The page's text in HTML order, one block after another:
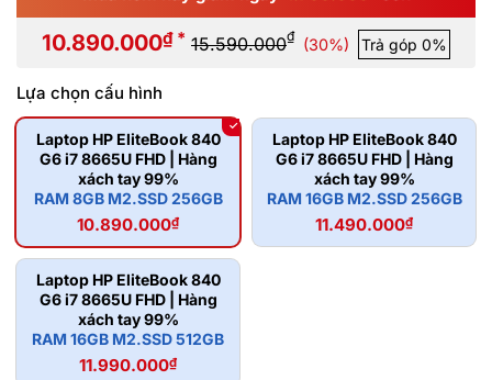
10.890.000₫ * 15.590.000₫ (30%) Trả góp 0%
Lựa chọn cấu hình
Laptop HP EliteBook 840
G6 i7 8665U FHD | Hàng
xách tay 99%
RAM 8GB M2.SSD 256GB
10.890.000₫
Laptop HP EliteBook 840
G6 i7 8665U FHD | Hàng
xách tay 99%
RAM 16GB M2.SSD 256GB
11.490.000₫
Laptop HP EliteBook 840
G6 i7 8665U FHD | Hàng
xách tay 99%
RAM 16GB M2.SSD 512GB
11.990.000₫